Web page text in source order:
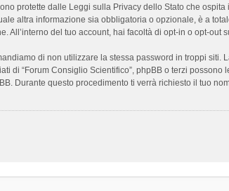
protette dalle Leggi sulla Privacy dello Stato che
altra informazione sia obbligatoria o opzionale, è a
del tuo account, hai facoltà di opt-in o opt-out
di non utilizzare la stessa password in troppi siti.
di “Forum Consiglio Scientifico”, phpBB o terzi
Durante questo procedimento ti verrà richiesto il tuo